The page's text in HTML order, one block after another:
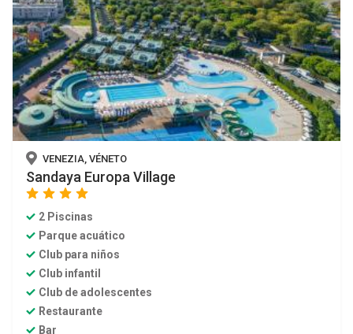
VENEZIA, VÉNETO
Sandaya Europa Village
star star star
2 Piscinas
Parque acuático
Club para niños
Club infantil
Club de adolescentes
Restaurante
Bar